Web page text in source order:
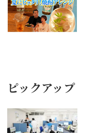
ピックアップ